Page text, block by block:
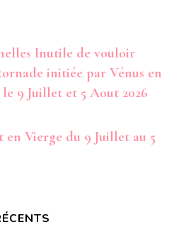
Inutile de vouloir
initiée par Vénus en
9 Juillet et 5 Aout 2026
en Vierge du 9 Juillet au 5